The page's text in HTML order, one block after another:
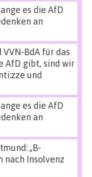
es die AfD
an
VVN-BdA für das
AfD gibt, sind wir
und
es die AfD
an
„B-
nach Insolvenz